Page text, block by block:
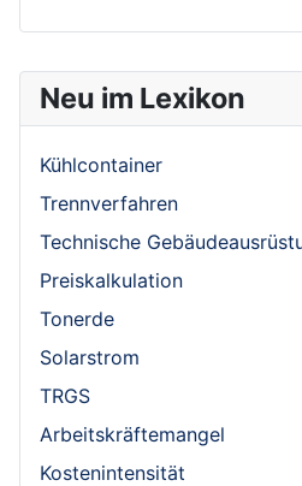
Neu im Lexikon
Kühlcontainer
Trennverfahren
Technische
Preiskalkulation
Tonerde
Solarstrom
TRGS
Arbeitskräftemangel
Kostenintensität